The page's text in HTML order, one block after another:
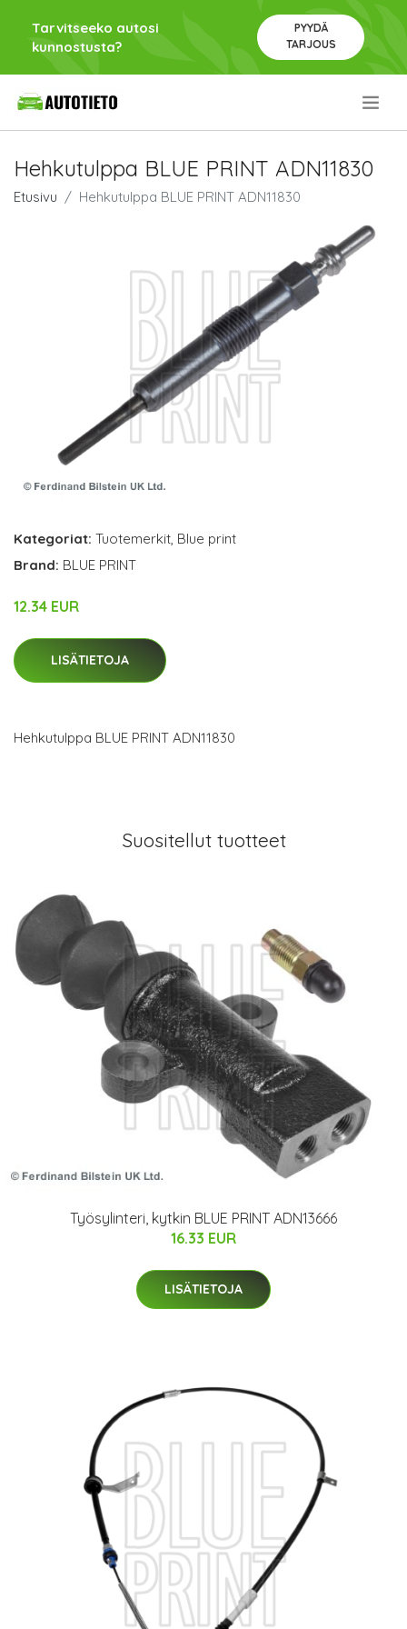
Tarvitseeko autosi
kunnostusta?
PYYDÄ
TARJOUS
Hehkutulppa BLUE PRINT ADN11830
Etusivu Hehkutulppa BLUE PRINT ADN11830
Kategoriat: Tuotemerkit, Blue print
Brand: BLUE PRINT
12.34 EUR
LISÄTIETOJA
Hehkutulppa BLUE PRINT ADN11830
Suositellut tuotteet
Työsylinteri, kytkin BLUE PRINT ADN13666
16.33 EUR
LISÄTIETOJA